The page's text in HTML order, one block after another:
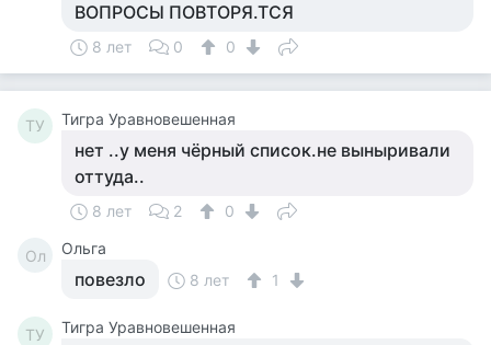
ВОПРОСЫ ПОВТОРЯ.ТСЯ
8 лет 0 0
ТУ Тигра Уравновешенная
нет ..у меня чёрный список.не выныривали
оттуда..
8 лет 2 0
Ол Ольга
повезло 8 лет 1
ТУ Тигра Уравновешенная